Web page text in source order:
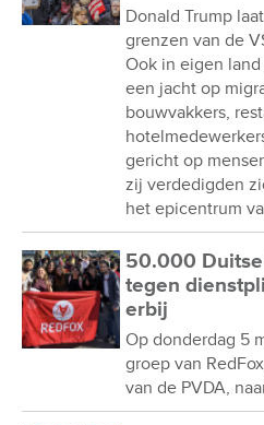
Donald Trump
grenzen van de
Ook in eigen
een jacht op
bouwvakkers,
gericht op
zij verdedigden
het epicentrum
50.000
tegen
erbij
Op donderdag 5
groep van
van de PVDA,